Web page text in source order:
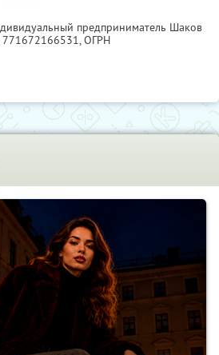
предприниматель Шаков
, ОГРН